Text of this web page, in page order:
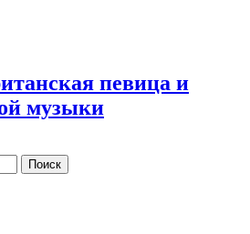
певица и
музыки